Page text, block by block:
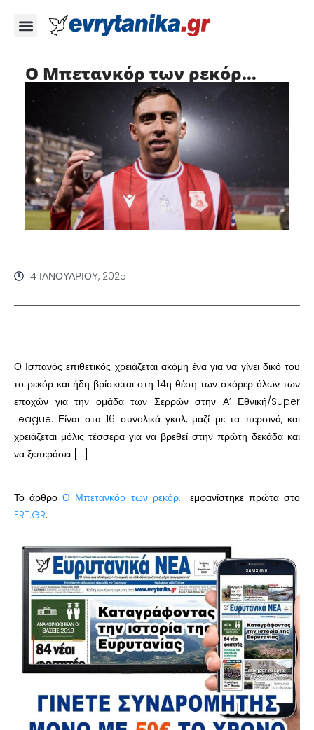
Ο Μπετανκόρ των ρεκόρ…
14 ΙΑΝΟΥΑΡΊΟΥ, 2025
Ο Ισπανός επιθετικός χρειάζεται ακόμη ένα για να γίνει δικό του
το ρεκόρ και ήδη βρίσκεται στη 14η θέση των σκόρερ όλων των
εποχών για την ομάδα των Σερρών στην Α’ Εθνική/Super
League. Είναι στα 16 συνολικά γκολ, μαζί με τα περσινά, και
χρειάζεται μόλις τέσσερα για να βρεθεί στην πρώτη δεκάδα και
να ξεπεράσει […]
Το άρθροΟ Μπετανκόρ των ρεκόρ… εμφανίστηκε πρώτα στο
ERT.GR.